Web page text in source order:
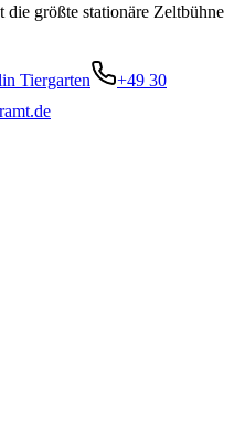
größte stationäre Zeltbühne
Tiergarten
+49 30